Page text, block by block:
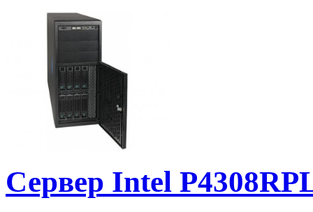
Сервер Intel